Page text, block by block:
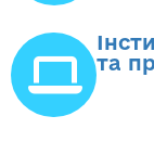
та